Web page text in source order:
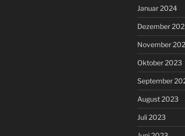
Januar 2024
Dezember
November
Oktober 2023
September
August 2023
Juli 2023